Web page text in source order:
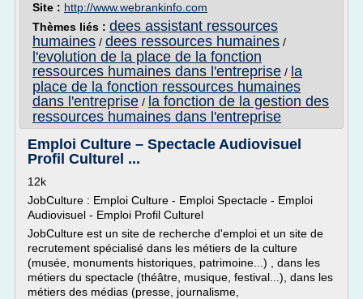
Site : http://www.webrankinfo.com
Thèmes liés : dees assistant ressources
humaines / dees ressources humaines /
l'evolution de la place de la fonction
ressources humaines dans l'entreprise / la
place de la fonction ressources humaines
dans l'entreprise / la fonction de la gestion des
ressources humaines dans l'entreprise
Emploi Culture – Spectacle Audiovisuel
Profil Culturel ...
12k
JobCulture : Emploi Culture - Emploi Spectacle - Emploi
Audiovisuel - Emploi Profil Culturel
JobCulture est un site de recherche d'emploi et un site de
recrutement spécialisé dans les métiers de la culture
(musée, monuments historiques, patrimoine...) , dans les
métiers du spectacle (théâtre, musique, festival...), dans les
métiers des médias (presse, journalisme,